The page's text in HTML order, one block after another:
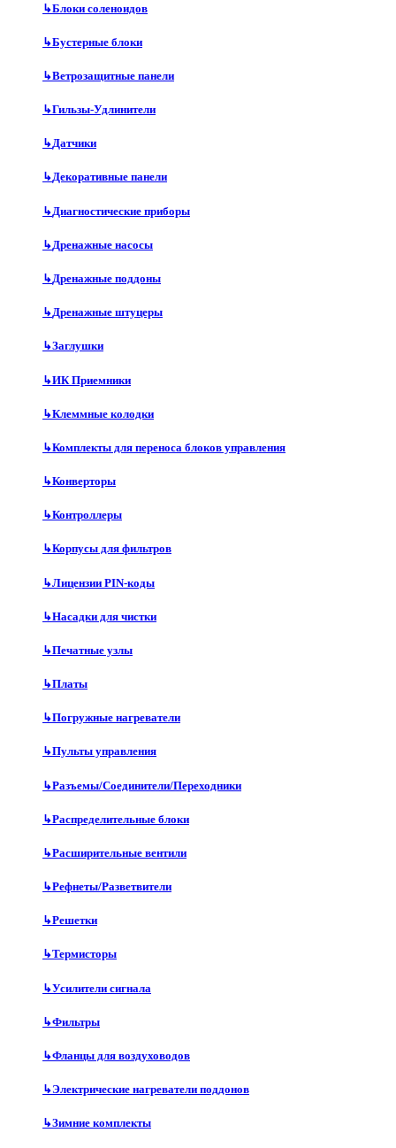
↳Блоки соленоидов
↳Бустерные блоки
↳Ветрозащитные панели
↳Гильзы-Удлинители
↳Датчики
↳Декоративные панели
↳Диагностические приборы
↳Дренажные насосы
↳Дренажные поддоны
↳Дренажные штуцеры
↳Заглушки
↳ИК Приемники
↳Клеммные колодки
↳Комплекты для переноса блоков управления
↳Конверторы
↳Контроллеры
↳Корпусы для фильтров
↳Лицензии PIN-коды
↳Насадки для чистки
↳Печатные узлы
↳Платы
↳Погружные нагреватели
↳Пульты управления
↳Разъемы/Соединители/Переходники
↳Распределительные блоки
↳Расширительные вентили
↳Рефнеты/Разветвители
↳Решетки
↳Термисторы
↳Усилители сигнала
↳Фильтры
↳Фланцы для воздуховодов
↳Электрические нагреватели поддонов
↳Зимние комплекты